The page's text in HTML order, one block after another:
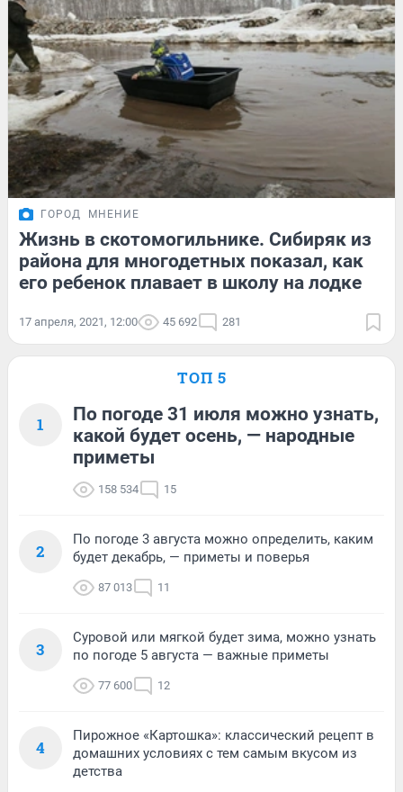
ГОРОД МНЕНИЕ
Жизнь в скотомогильнике. Сибиряк из
района для многодетных показал, как
его ребенок плавает в школу на лодке
17 апреля, 2021, 12:00 45 692 281
ТОП 5
1
По погоде 31 июля можно узнать,
какой будет осень, — народные
приметы
158 534 15
2
По погоде 3 августа можно определить, каким
будет декабрь, — приметы и поверья
87 013 11
3
Суровой или мягкой будет зима, можно узнать
по погоде 5 августа — важные приметы
77 600 12
4
Пирожное «Картошка»: классический рецепт в
домашних условиях с тем самым вкусом из
детства